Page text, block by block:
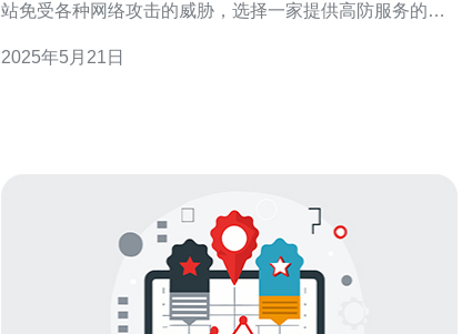
站免受各种网络攻击的威胁，选择一家提供高防服务的服
的优势，帮助您了解如何保障您网站的安全和稳定。 高防
2025年5月21日